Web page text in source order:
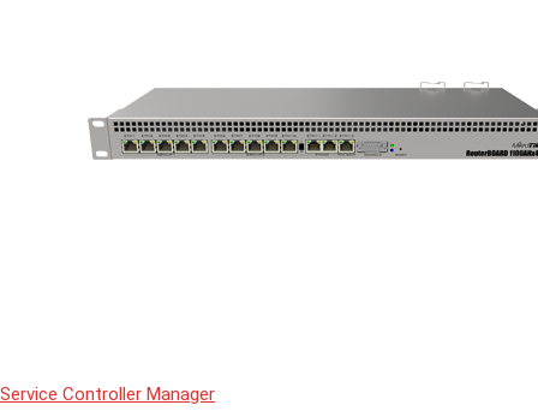
Service Controller Manager